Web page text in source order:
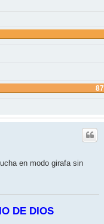
87
en modo girafa sin
DE DIOS